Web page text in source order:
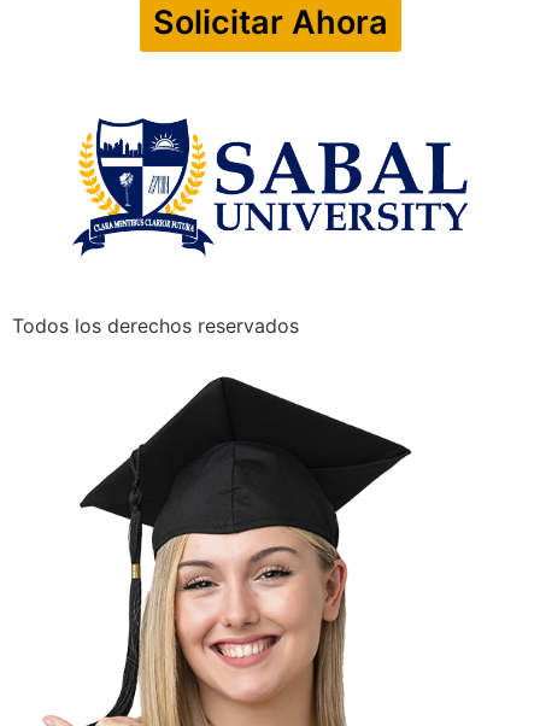
Solicitar Ahora
Todos los derechos reservados